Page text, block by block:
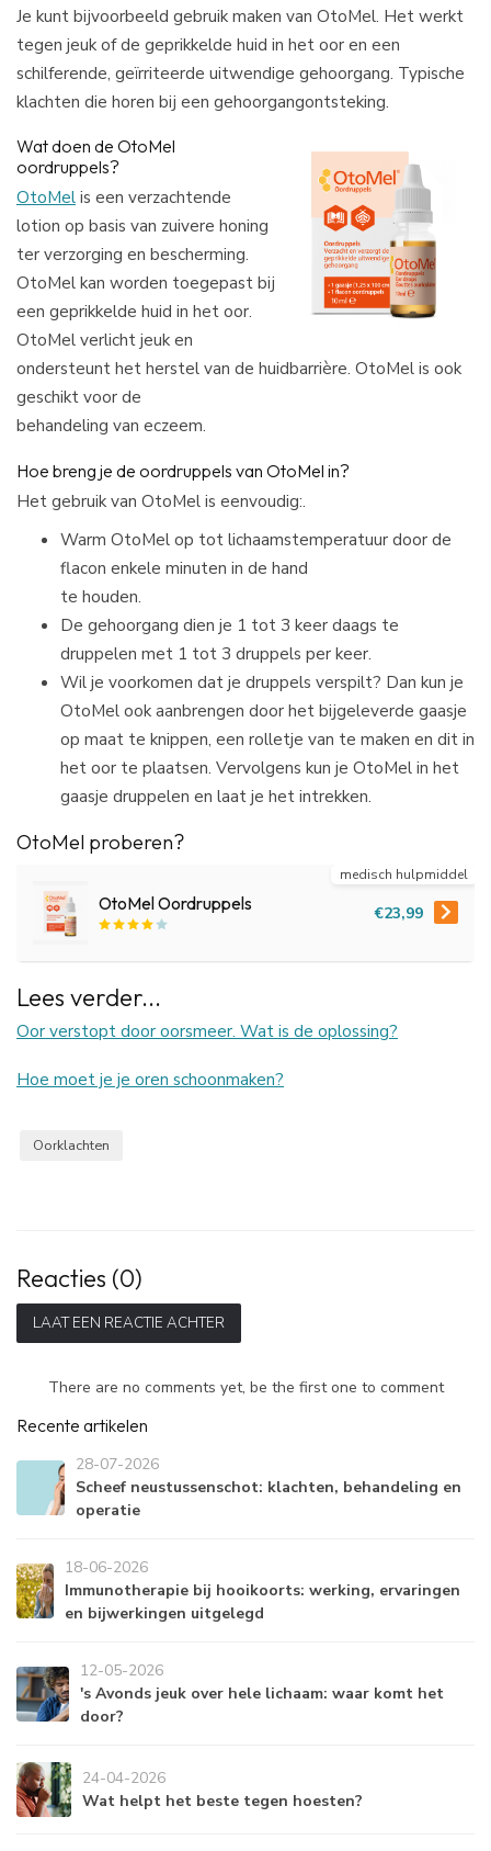
Je kunt bijvoorbeeld gebruik maken van OtoMel. Het werkt
tegen jeuk of de geprikkelde huid in het oor en een
schilferende, geïrriteerde uitwendige gehoorgang. Typische
klachten die horen bij een gehoorgangontsteking.
Wat doen de OtoMel
oordruppels?
OtoMelis een verzachtende
lotion op basis van zuivere honing
ter verzorging en bescherming.
OtoMel kan worden toegepast bij
een geprikkelde huid in het oor.
OtoMel verlicht jeuk en
ondersteunt het herstel van de huidbarrière. OtoMel is ook
geschikt voor de
behandeling van eczeem.
Hoe breng je de oordruppels van OtoMel in?
Het gebruik van OtoMel is eenvoudig:.
Warm OtoMel op tot lichaamstemperatuur door de
flacon enkele minuten in de hand
te houden.
De gehoorgang dien je 1 tot 3 keer daags te
druppelen met 1 tot 3 druppels per keer.
Wil je voorkomen dat je druppels verspilt? Dan kun je
OtoMel ook aanbrengen door het bijgeleverde gaasje
op maat te knippen, een rolletje van te maken en dit in
het oor te plaatsen. Vervolgens kun je OtoMel in het
gaasje druppelen en laat je het intrekken.
OtoMel proberen?
OtoMel Oordruppels
medisch hulpmiddel
€23,99
Lees verder...
Oor verstopt door oorsmeer. Wat is de oplossing?
Hoe moet je je oren schoonmaken?
Oorklachten
Reacties (0)
LAAT EEN REACTIE ACHTER
There are no comments yet, be the first one to comment
Recente artikelen
28-07-2026
Scheef neustussenschot: klachten, behandeling en
operatie
18-06-2026
Immunotherapie bij hooikoorts: werking, ervaringen
en bijwerkingen uitgelegd
12-05-2026
's Avonds jeuk over hele lichaam: waar komt het
door?
24-04-2026
Wat helpt het beste tegen hoesten?